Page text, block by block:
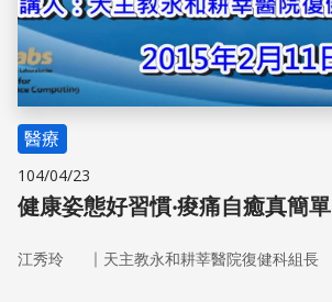
醫療
104/04/23
健康姿態好習慣‧痠痛自癒真簡單
江秀玲 ｜ 天主教永和耕莘醫院復健科組長